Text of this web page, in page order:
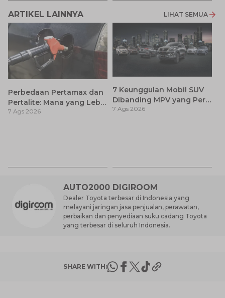
ARTIKEL LAINNYA LIHAT SEMUA
Perbedaan Pertamax dan
Pertalite: Mana yang Lebih
Baik untuk Mobil Toyota
7 Ags 2026
7 Keunggulan Mobil SUV
Dibanding MPV yang Perlu
Anda Ketahui
7 Ags 2026
AUTO2000 DIGIROOM
Dealer Toyota terbesar di Indonesia yang
melayani jaringan jasa penjualan, perawatan,
perbaikan dan penyediaan suku cadang Toyota
yang terbesar di seluruh Indonesia.
SHARE WITH: